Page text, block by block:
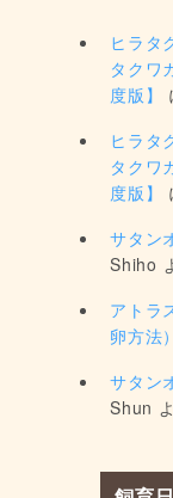
ヒラタ
タクワ
度版】
ヒラタ
タクワ
度版】
サタン
Shiho
アトラ
卵方法）
サタン
Shun